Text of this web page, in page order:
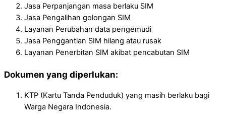
Jasa Perpanjangan masa berlaku SIM
Jasa Pengalihan golongan SIM
Layanan Perubahan data pengemudi
Jasa Penggantian SIM hilang atau rusak
Layanan Penerbitan SIM akibat pencabutan SIM
Dokumen yang diperlukan:
KTP (Kartu Tanda Penduduk) yang masih berlaku bagi
Warga Negara Indonesia.